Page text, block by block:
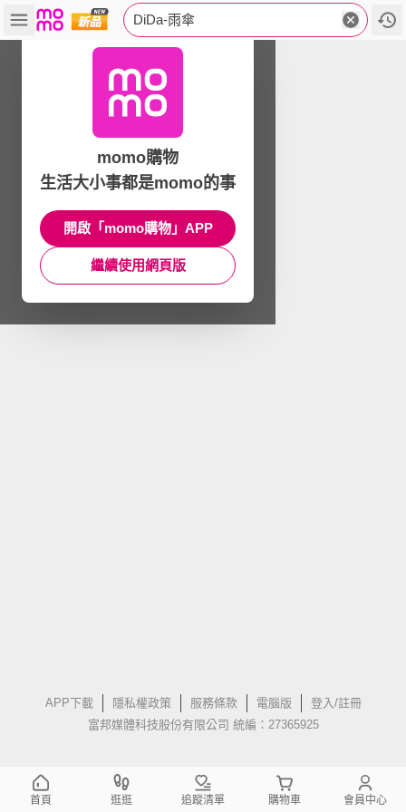
DiDa-雨傘
APP下載 隱私權政策 服務條款 電腦版
登入/註冊
富邦媒體科技股份有限公司 統編：27365925
momo購物
生活大小事都是momo的事
開啟「momo購物」APP
繼續使用網頁版
首頁 逛逛 追蹤清單 購物車 會員中心